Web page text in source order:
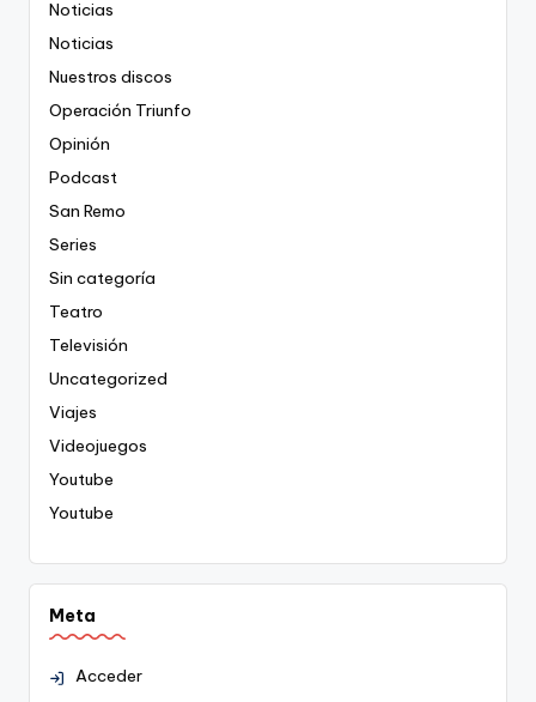
Noticias
Noticias
Nuestros discos
Operación Triunfo
Opinión
Podcast
San Remo
Series
Sin categoría
Teatro
Televisión
Uncategorized
Viajes
Videojuegos
Youtube
Youtube
Meta
Acceder